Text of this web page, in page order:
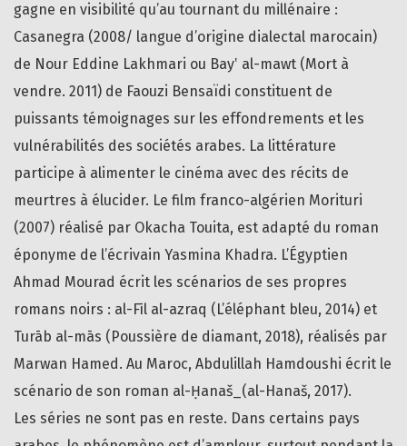
gagne en visibilité qu’au tournant du millénaire :
Casanegra (2008/ langue d’origine dialectal marocain)
de Nour Eddine Lakhmari ou Bay‛ al-mawt (Mort à
vendre. 2011) de Faouzi Bensaïdi constituent de
puissants témoignages sur les effondrements et les
vulnérabilités des sociétés arabes. La littérature
participe à alimenter le cinéma avec des récits de
meurtres à élucider. Le film franco-algérien Morituri
(2007) réalisé par Okacha Touita, est adapté du roman
éponyme de l’écrivain Yasmina Khadra. L’Égyptien
Ahmad Mourad écrit les scénarios de ses propres
romans noirs : al-Fīl al-azraq (L’éléphant bleu, 2014) et
Turāb al-mās (Poussière de diamant, 2018), réalisés par
Marwan Hamed. Au Maroc, Abdulillah Hamdoushi écrit le
scénario de son roman al-Ḥanaš_(al-Hanaš, 2017).
Les séries ne sont pas en reste. Dans certains pays